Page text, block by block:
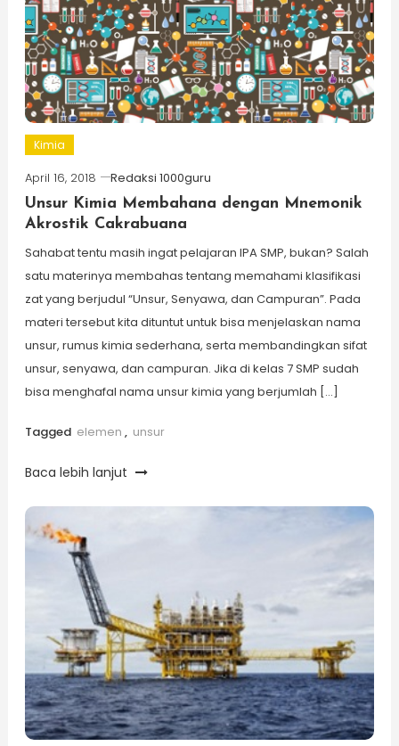
Kimia
April 16, 2018
Redaksi 1000guru
Unsur Kimia Membahana dengan Mnemonik
Akrostik Cakrabuana
Sahabat tentu masih ingat pelajaran IPA SMP, bukan? Salah
satu materinya membahas tentang memahami klasifikasi
zat yang berjudul “Unsur, Senyawa, dan Campuran”. Pada
materi tersebut kita dituntut untuk bisa menjelaskan nama
unsur, rumus kimia sederhana, serta membandingkan sifat
unsur, senyawa, dan campuran. Jika di kelas 7 SMP sudah
bisa menghafal nama unsur kimia yang berjumlah […]
Tagged elemen , unsur
Baca lebih lanjut